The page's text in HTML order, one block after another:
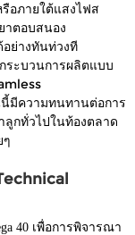
อภายใต้แสงไฟส
าตอบสนอง
ย่างทันท่วงที
ระบวนการผลิตแบบ
มีความทนทานต่อการ
ลูกทั่วไปในท้องตลาด
40 เพื่อการพิจารณา